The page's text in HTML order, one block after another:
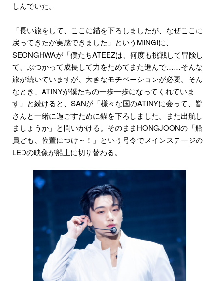
しんでいた。
「長い旅をして、ここに錨を下ろしましたが、なぜここに
戻ってきたか実感できました」というMINGIに、
SEONGHWAが「僕たちATEEZは、何度も挑戦して冒険し
て、ぶつかって成長して力をためてまた進んで……そんな
旅が続いていますが、大きなモチベーションが必要。そん
なとき、ATINYが僕たちの一歩一歩になってくれていま
す」と続けると、SANが「様々な国のATINYに会って、皆
さんと一緒に過ごすために錨を下ろしました。また出航し
ましょうか」と問いかける。そのままHONGJOONの「船
員ども、位置につけ～！」という号令でメインステージの
LEDの映像が船上に切り替わる。